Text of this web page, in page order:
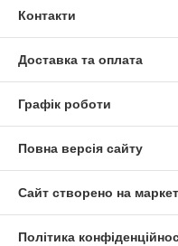
Контакти
Доставка та оплата
Графік роботи
Повна версія сайту
Сайт створено на
Політика